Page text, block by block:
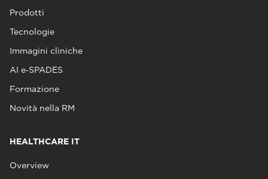
Prodotti
Tecnologie
Immagini cliniche
AI e‑SPADES
Formazione
Novità nella RM
HEALTHCARE IT
Overview